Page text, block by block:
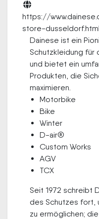
https://
store-dusseldorf.html
Dainese ist ein
Schutzkleidung für
und bietet ein
Produkten, die
maximieren.
Motorbike
Bike
Winter
D-air®
Custom Works
AGV
TCX
Seit 1972 schreibt
des Schutzes fort,
zu ermöglichen;